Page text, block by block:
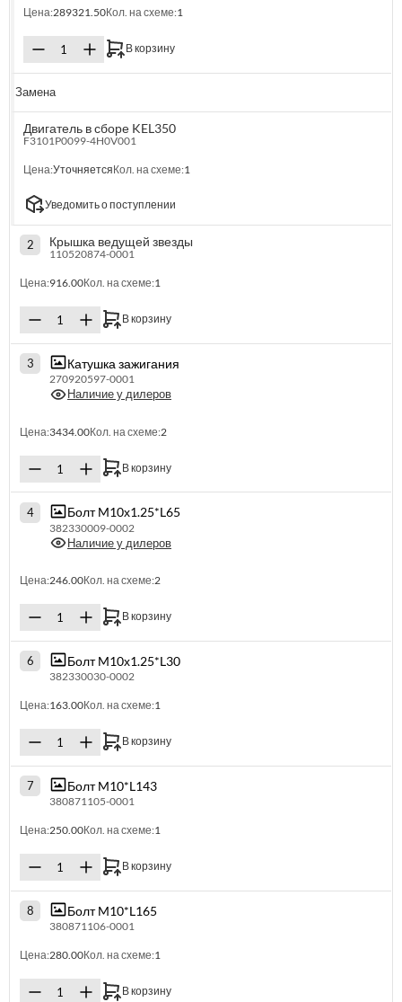
Цена:289321.50Кол. на схеме:1
В корзину
Замена
Двигатель в сборе KEL350
F3101P0099-4H0V001
Цена:УточняетсяКол. на схеме:1
Уведомить о поступлении
2 Крышка ведущей звезды
110520874-0001
Цена:916.00Кол. на схеме:1
В корзину
3 Катушка зажигания
270920597-0001
Наличие у дилеров
Цена:3434.00Кол. на схеме:2
В корзину
4 Болт M10х1.25*L65
382330009-0002
Наличие у дилеров
Цена:246.00Кол. на схеме:2
В корзину
6 Болт M10х1.25*L30
382330030-0002
Цена:163.00Кол. на схеме:1
В корзину
7 Болт M10*L143
380871105-0001
Цена:250.00Кол. на схеме:1
В корзину
8 Болт M10*L165
380871106-0001
Цена:280.00Кол. на схеме:1
В корзину